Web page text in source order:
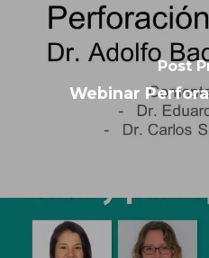
Post
Webinar